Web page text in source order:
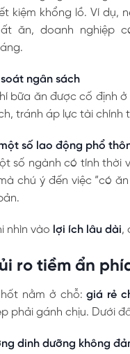
kiệm khổng lồ. Ví dụ,
ăn, doanh nghiệp
soát ngân sách
bữa ăn được cố định
tránh áp lực tài chính
số lao động phổ
số ngành có tính
chú ý đến việc “có
nhìn vào lợi ích lâu dài,
ro tiềm ẩn
nằm ở chỗ:giá rẻ
phải gánh chịu. Dưới
dinh dưỡng không